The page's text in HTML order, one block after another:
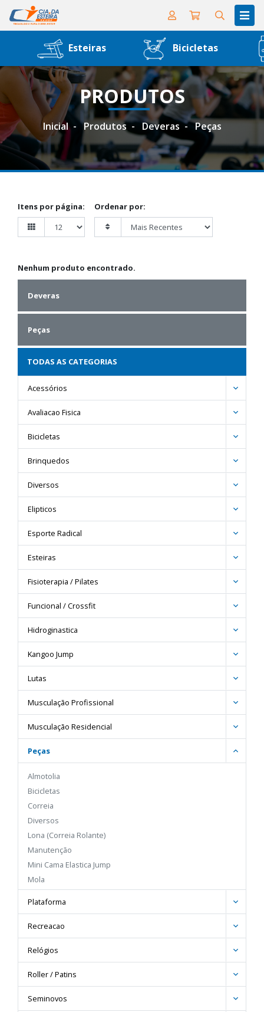
Esteiras Bicicletas
PRODUTOS
Inicial Produtos Deveras Peças
Itens por página: Ordenar por:
Deveras
Peças
TODAS AS CATEGORIAS
Acessórios
Avaliacao Fisica
Bicicletas
Brinquedos
Diversos
Elipticos
Esporte Radical
Esteiras
Fisioterapia / Pilates
Funcional / Crossfit
Hidroginastica
Kangoo Jump
Lutas
Musculação Profissional
Musculação Residencial
Peças
Almotolia
Bicicletas
Correia
Diversos
Lona (Correia Rolante)
Manutenção
Mini Cama Elastica Jump
Mola
Prancha
Sem Subgrupo
Silicone
Plataforma
Recreacao
Relógios
Roller / Patins
Seminovos
Nenhum produto encontrado.